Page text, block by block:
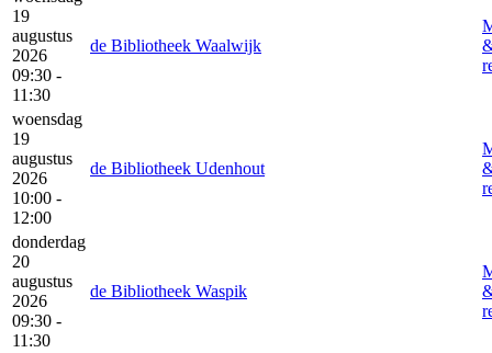
19
augustus
2026
09:30 -
11:30
de Bibliotheek Waalwijk
woensdag
19
augustus
2026
10:00 -
12:00
de Bibliotheek Udenhout
donderdag
20
augustus
2026
09:30 -
11:30
de Bibliotheek Waspik